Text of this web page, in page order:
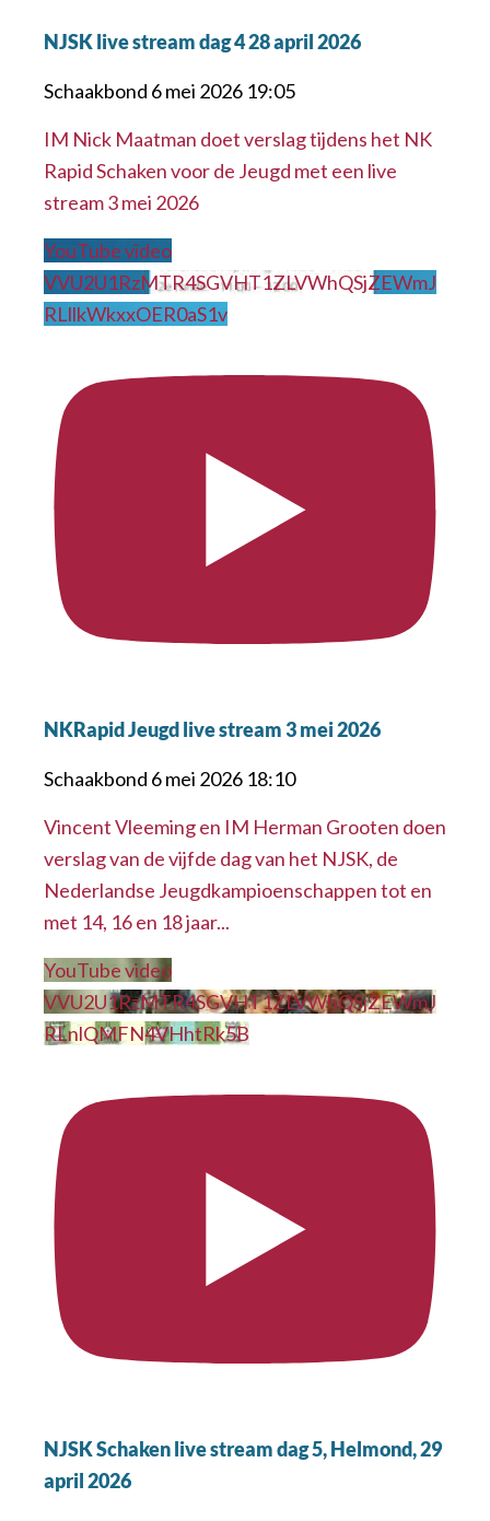
NJSK live stream dag 4 28 april 2026
Schaakbond 6 mei 2026 19:05
IM Nick Maatman doet verslag tijdens het NK
Rapid Schaken voor de Jeugd met een live
stream 3 mei 2026
YouTube video
VVU2U1RzMTR4SGVHT1ZLVWhQSjZEWmJ
RLllkWkxxOER0aS1v
NKRapid Jeugd live stream 3 mei 2026
Schaakbond 6 mei 2026 18:10
Vincent Vleeming en IM Herman Grooten doen
verslag van de vijfde dag van het NJSK, de
Nederlandse Jeugdkampioenschappen tot en
met 14, 16 en 18 jaar...
YouTube video
VVU2U1RzMTR4SGVHT1ZLVWhQSjZEWmJ
RLnlQMFN4VHhtRk5B
NJSK Schaken live stream dag 5, Helmond, 29
april 2026